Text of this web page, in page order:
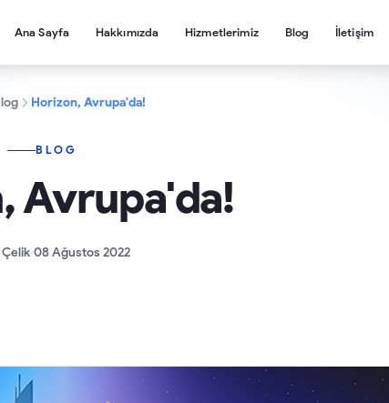
Ana Sayfa Hakkımızda Hizmetlerimiz Blog İletişim
Horizon, Avrupa'da!
BLOG
Avrupa'da!
08 Ağustos 2022